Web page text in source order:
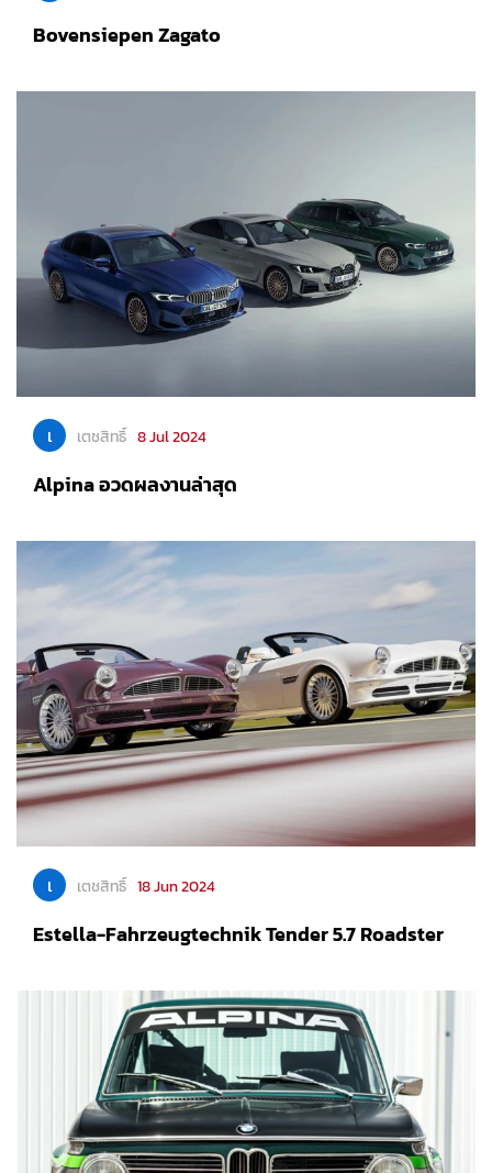
Bovensiepen Zagato
เ เตชสิทธิ์ 8 Jul 2024
Alpina อวดผลงานล่าสุด
เ เตชสิทธิ์ 18 Jun 2024
Estella-Fahrzeugtechnik Tender 5.7 Roadster